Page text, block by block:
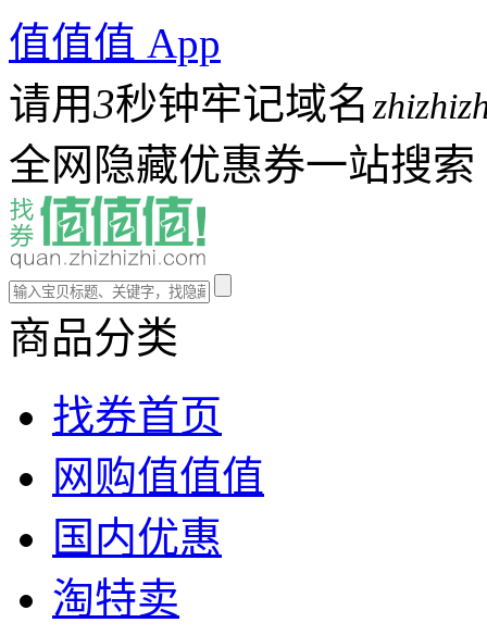
值值值 App
请用3秒钟牢记域名
全网隐藏优惠券一站搜索
商品分类
找券首页
网购值值值
国内优惠
淘特卖